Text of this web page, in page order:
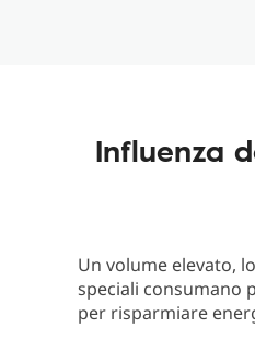
Influenza
Un volume elevato, lo
speciali consumano
per risparmiare